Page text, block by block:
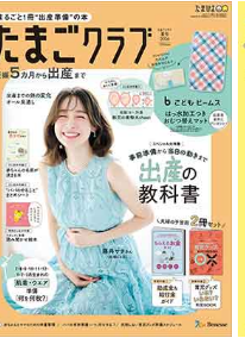
する、micorrid（ミコリッ
のタグが可愛く、肩ひもが
！「全色ほしいくらいだっ
スパイスとして活躍してく
間ときめいた」「まわ
くだけでオシャレなス
5選
のしまむらでは、キッズのス
気を集めています。オシャ
るうえに、動きやすいのが
超話題になっているアイテ
ックしてくださいね♪
どれもオシャレなデザイン